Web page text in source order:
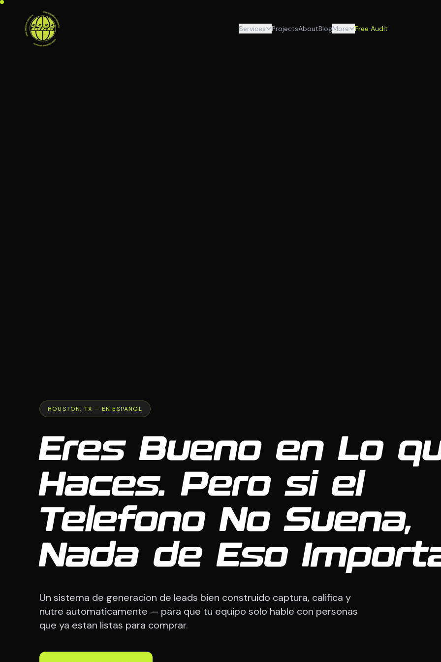
Services ProjectsAboutBlogMore Free Audit
HOUSTON, TX — EN ESPANOL
Eres Bueno en Lo
Haces. Pero si el
Telefono No Suena,
Nada de Eso
Un sistema de generacion de leads bien construido captura, califica y
nutre automaticamente — para que tu equipo solo hable con personas
que ya estan listas para comprar.